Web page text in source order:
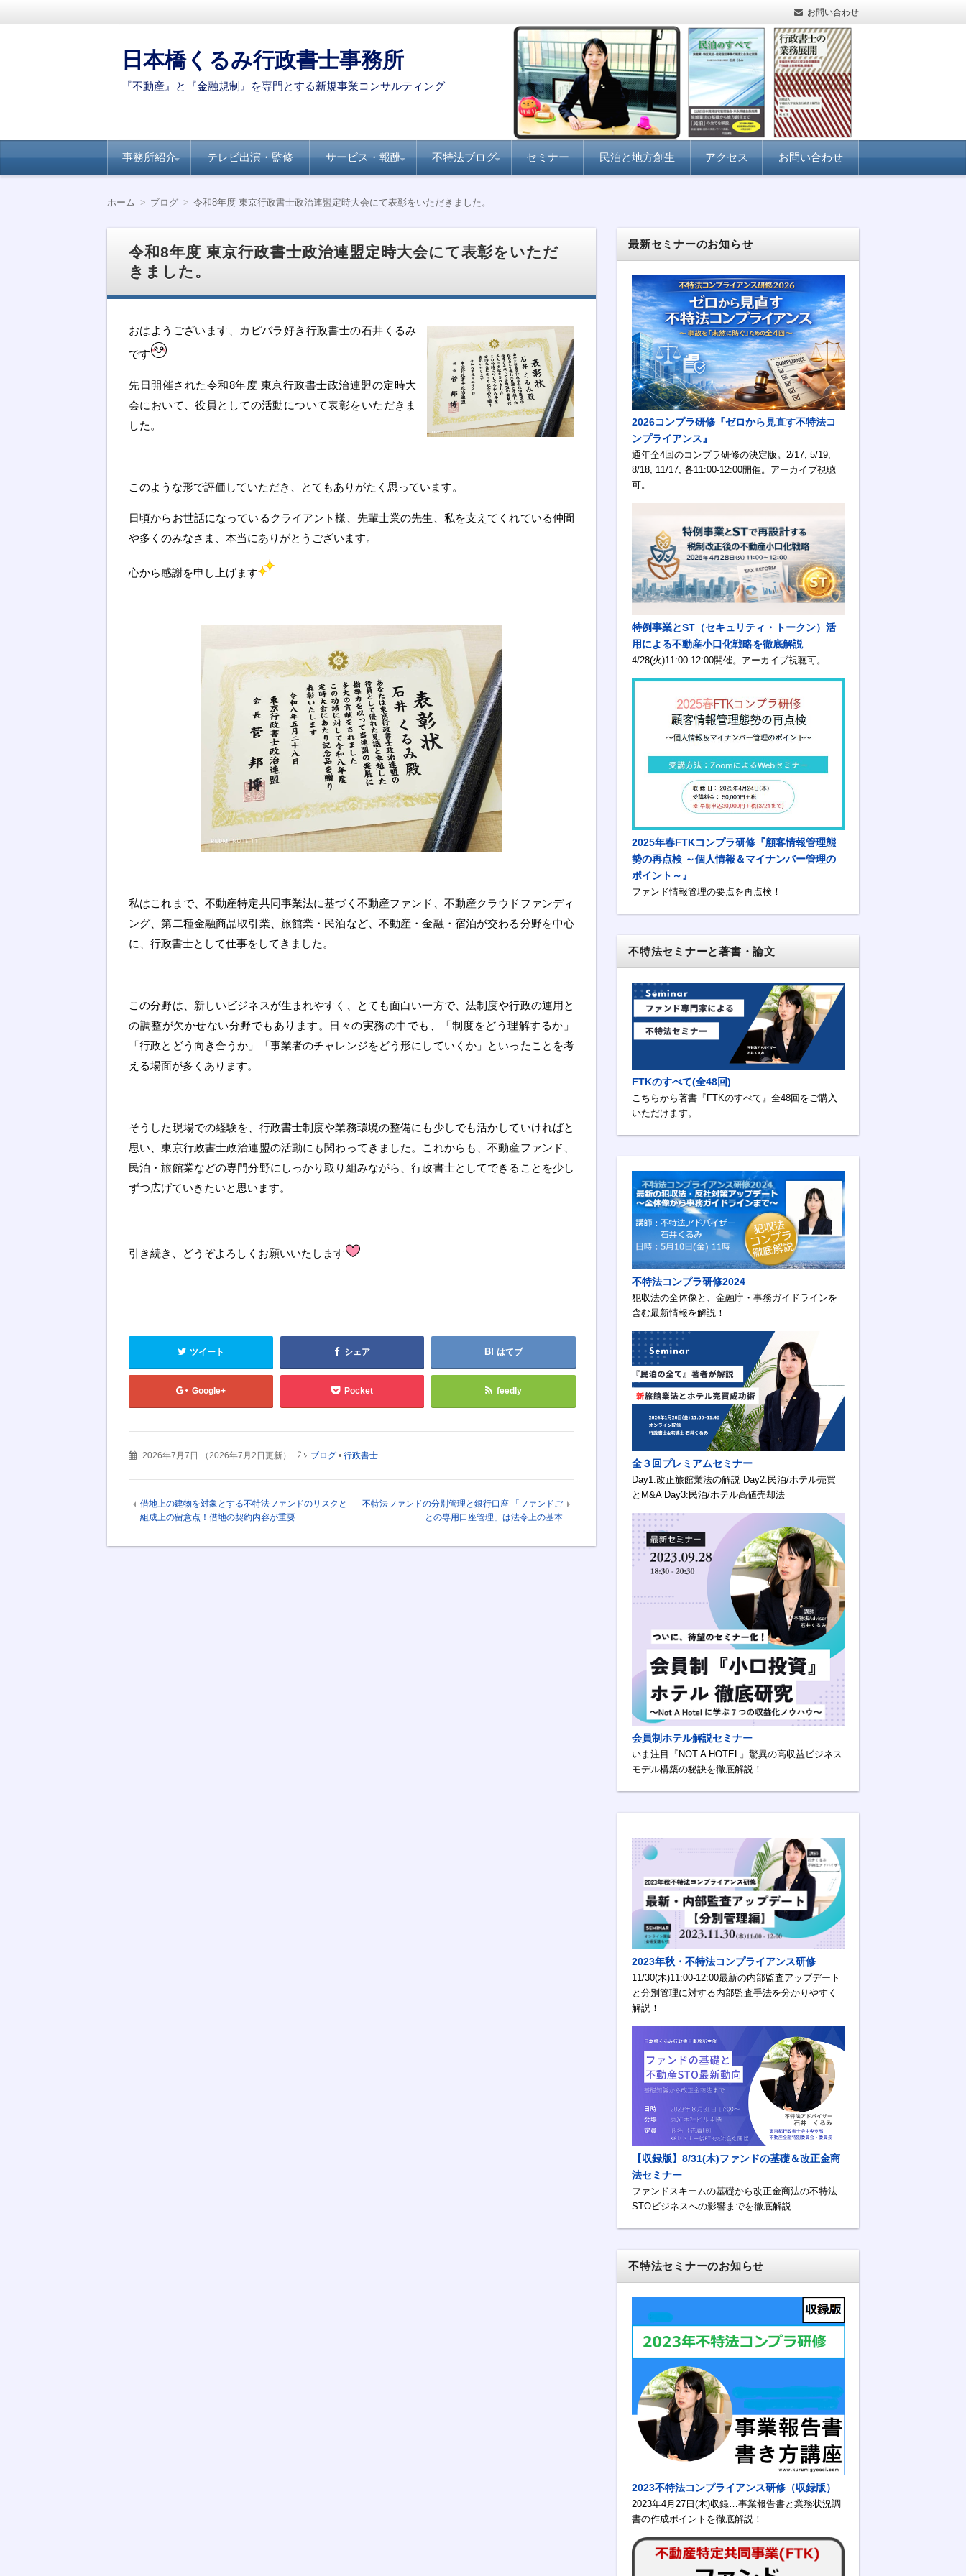
お問い合わせ
日本橋くるみ行政書士事務所
『不動産』と『金融規制』を専門とする新規事業コンサルティング
ン
事務所紹介
掲載
住宅新聞－自治体
別のポイント
リタス『達人が伝
授』シリーズ
住宅新聞ー賃貸経
営に役立つ民泊知
テレビ出演・監修 サービス・報酬
選定する際のポイント
不特法ブログ
21『不動産特定共同事
業のすべて』
動産クラウドファンデ
ィング事業化のポイン
口化商品の研究』
ライセンス
計・マーケティング
セミナー 民泊と地方創生 アクセス お問い合わせ
ホーム ブログ 令和8年度 東京行政書士政治連盟定時大会にて表彰をいただきました。
令和8年度 東京行政書士政治連盟定時大会にて表彰をいただ
きました。
おはようございます、カピバラ好き行政書士の石井くるみ
です
先日開催された令和8年度 東京行政書士政治連盟の定時大
会において、役員としての活動について表彰をいただきま
した。
このような形で評価していただき、とてもありがたく思っています。
日頃からお世話になっているクライアント様、先輩士業の先生、私を支えてくれている仲間
や多くのみなさま、本当にありがとうございます。
心から感謝を申し上げます
私はこれまで、不動産特定共同事業法に基づく不動産ファンド、不動産クラウドファンディ
ング、第二種金融商品取引業、旅館業・民泊など、不動産・金融・宿泊が交わる分野を中心
に、行政書士として仕事をしてきました。
この分野は、新しいビジネスが生まれやすく、とても面白い一方で、法制度や行政の運用と
の調整が欠かせない分野でもあります。日々の実務の中でも、「制度をどう理解するか」
「行政とどう向き合うか」「事業者のチャレンジをどう形にしていくか」といったことを考
える場面が多くあります。
そうした現場での経験を、行政書士制度や業務環境の整備にも少しでも活かしていければと
思い、東京行政書士政治連盟の活動にも関わってきました。これからも、不動産ファンド、
民泊・旅館業などの専門分野にしっかり取り組みながら、行政書士としてできることを少し
ずつ広げていきたいと思います。
引き続き、どうぞよろしくお願いいたします
ツイート シェア はてブ
Google+ Pocket feedly
2026年7月7日 （2026年7月2日更新） ブログ • 行政書士
借地上の建物を対象とする不特法ファンドのリスクと
組成上の留意点！借地の契約内容が重要
不特法ファンドの分別管理と銀行口座 「ファンドご
との専用口座管理」は法令上の基本
最新セミナーのお知らせ
2026コンプラ研修『ゼロから見直す不特法コ
ンプライアンス』
通年全4回のコンプラ研修の決定版。2/17, 5/19,
8/18, 11/17, 各11:00-12:00開催。アーカイブ視聴
可。
特例事業とST（セキュリティ・トークン）活
用による不動産小口化戦略を徹底解説
4/28(火)11:00-12:00開催。アーカイブ視聴可。
2025年春FTKコンプラ研修『顧客情報管理態
勢の再点検 ～個人情報＆マイナンバー管理の
ポイント～』
ファンド情報管理の要点を再点検！
不特法セミナーと著書・論文
FTKのすべて(全48回)
こちらから著書『FTKのすべて』全48回をご購入
いただけます。
不特法コンプラ研修2024
犯収法の全体像と、金融庁・事務ガイドラインを
含む最新情報を解説！
全３回プレミアムセミナー
Day1:改正旅館業法の解説 Day2:民泊/ホテル売買
とM&A Day3:民泊/ホテル高値売却法
会員制ホテル解説セミナー
いま注目『NOT A HOTEL』驚異の高収益ビジネス
モデル構築の秘訣を徹底解説！
2023年秋・不特法コンプライアンス研修
11/30(木)11:00-12:00最新の内部監査アップデート
と分別管理に対する内部監査手法を分かりやすく
解説！
【収録版】8/31(木)ファンドの基礎＆改正金商
法セミナー
ファンドスキームの基礎から改正金商法の不特法
STOビジネスへの影響までを徹底解説
不特法セミナーのお知らせ
2023不特法コンプライアンス研修（収録版）
2023年4月27日(木)収録…事業報告書と業務状況調
書の作成ポイントを徹底解説！